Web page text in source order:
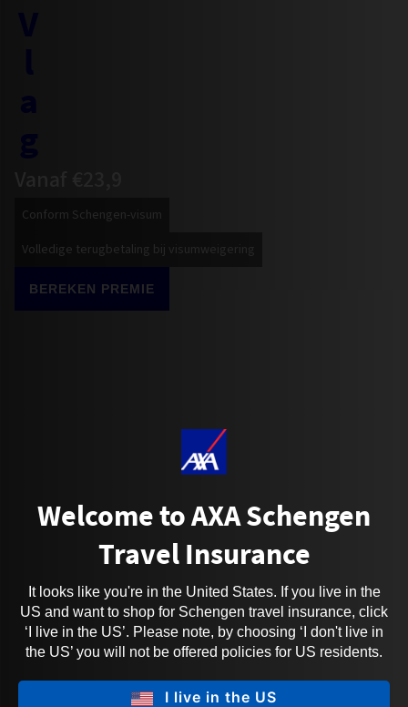
Welcome to AXA Schengen
Travel Insurance
It looks like you're in the United States. If you live in the
US and want to shop for Schengen travel insurance, click
‘I live in the US’. Please note, by choosing ‘I don't live in
the US’ you will not be offered policies for US residents.
I live in the US
Conform Schengen-visum
Volledige terugbetaling bij visumweigering
BEREKEN PREMIE